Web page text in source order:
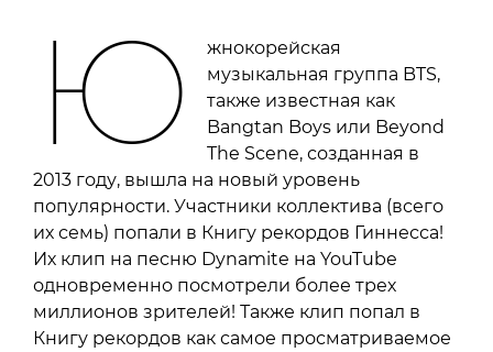
Ю
жнокорейская
музыкальная группа BTS,
также известная как
Bangtan Boys или Beyond
The Scene, созданная в
2013 году, вышла на новый уровень
популярности. Участники коллектива (всего
их семь) попали в Книгу рекордов Гиннесса!
Их клип на песню Dynamite на YouTube
одновременно посмотрели более трех
миллионов зрителей! Также клип попал в
Книгу рекордов как самое просматриваемое